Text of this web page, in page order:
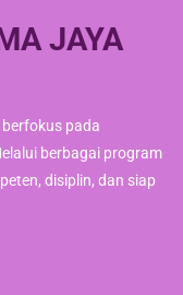
JAYA
pada
berbagai program
disiplin, dan siap